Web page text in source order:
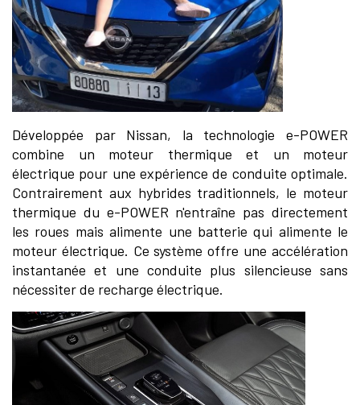
Développée par Nissan, la technologie e-POWER
combine un moteur thermique et un moteur
électrique pour une expérience de conduite optimale.
Contrairement aux hybrides traditionnels, le moteur
thermique du e-POWER n'entraîne pas directement
les roues mais alimente une batterie qui alimente le
moteur électrique. Ce système offre une accélération
instantanée et une conduite plus silencieuse sans
nécessiter de recharge électrique.